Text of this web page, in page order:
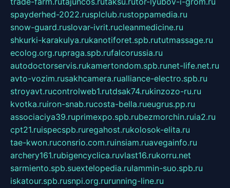
spayderhed-2022.rusplclub.rustoppamedia.ru
snow-guard.ruslovar-ivrit.rucleanmedicine.ru
shkurki-karakulya.rukanotiforet.spb.rututmassage.ru
ecolog.org.rupraga.spb.rufalcorussia.ru
autodoctorservis.rukamertondom.spb.runet-life.net.ru
avto-vozim.rusakhcamera.rualliance-electro.spb.ru
stroyavt.rucontrolweb1.rutdsak74.rukinzozo-ru.ru
kvotka.ruiron-snab.rucosta-bella.rueugrus.pp.ru
associaciya39.ruprimexpo.spb.rubezmorchin.ruia2.ru
cpt21.ruispecspb.ruregahost.rukolosok-elita.ru
tae-kwon.ruconsrio.com.ruinsiam.ruavegainfo.ru
archery161.rubigencyclica.ruvlast16.rukorru.net
sarmiento.spb.suextelopedia.rulammin-suo.spb.ru
iskatour.spb.rusnpi.org.rurunning-line.ru